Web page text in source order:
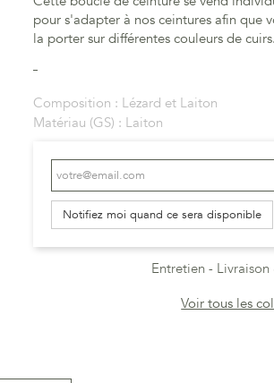
pour s'adapter à nos ceintures afin que
la porter sur différentes couleurs de cuirs.
Composition : Lézard et Laiton
Matériau (GS) : Laiton
Notifiez moi quand ce sera disponible
Entretien
Voir tous les